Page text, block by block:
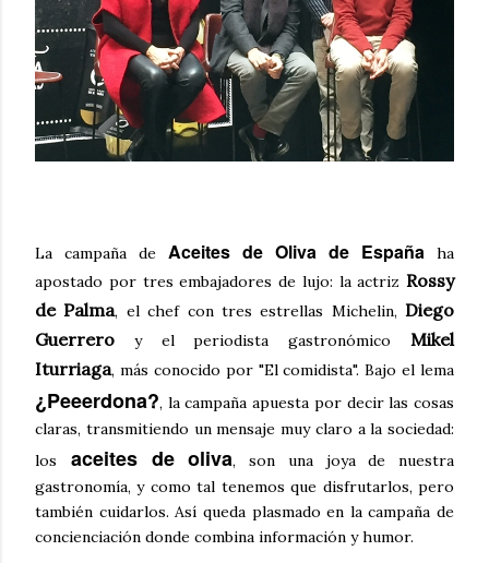
La campaña de Aceites de Oliva de España ha
apostado por tres embajadores de lujo: la actriz Rossy
de Palma, el chef con tres estrellas Michelin, Diego
Guerrero y el periodista gastronómico Mikel
Iturriaga, más conocido por "El comidista". Bajo el lema
¿Peeerdona?, la campaña apuesta por decir las cosas
claras, transmitiendo un mensaje muy claro a la sociedad:
los
aceites de oliva, son una joya de nuestra
gastronomía, y como tal tenemos que disfrutarlos, pero
también cuidarlos. Así queda plasmado en la campaña de
concienciación donde combina información y humor.